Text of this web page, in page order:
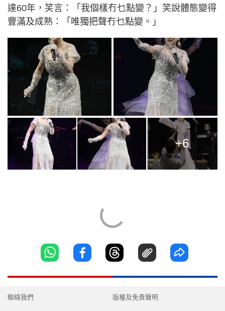
達60年，笑言：「我個樣冇乜點變？」笑說體態變得
豐滿及成熟：「唯獨把聲冇乜點變。」
+6
聯絡我們 版權及免責聲明